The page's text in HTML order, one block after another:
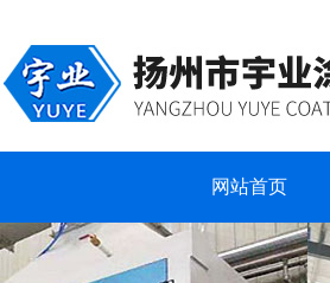
网站首页